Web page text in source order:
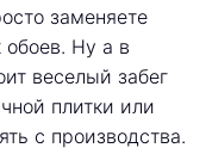
заменяете
обоев. Ну а в
веселый забег
плитки или
с производства.